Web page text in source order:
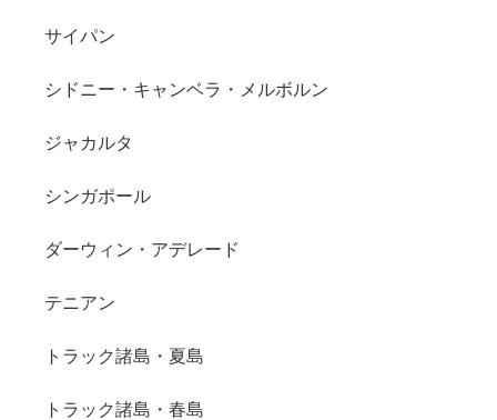
サイパン
シドニー・キャンベラ・メルボルン
ジャカルタ
シンガポール
ダーウィン・アデレード
テニアン
トラック諸島・夏島
トラック諸島・春島